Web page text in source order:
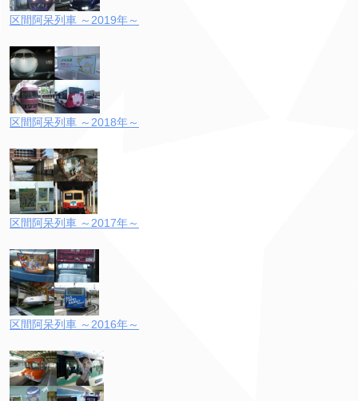
区間阿呆列車 ～2019年～
区間阿呆列車 ～2018年～
区間阿呆列車 ～2017年～
区間阿呆列車 ～2016年～